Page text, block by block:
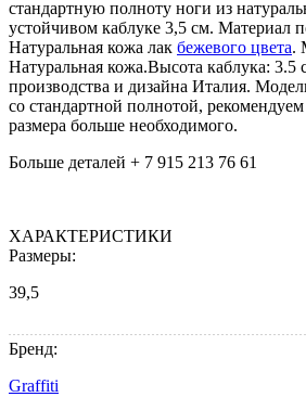
стандартную полноту ноги из
устойчивом каблуке 3,5 см. Материал
Натуральная кожа лак бежевого цвета.
Натуральная кожа.Высота каблука: 3.5
производства и дизайна Италия.
со стандартной полнотой,
размера больше необходимого.
Больше деталей + 7 915 213 76 61
ХАРАКТЕРИСТИКИ
Размеры:
39,5
Бренд:
Graffiti